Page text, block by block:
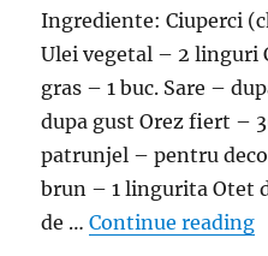
Ingrediente: Ciuperci
Ulei vegetal – 2 linguri
gras – 1 buc. Sare –
dupa gust Orez fiert –
patrunjel – pentru
brun – 1 lingurita Otet
de …Continue reading